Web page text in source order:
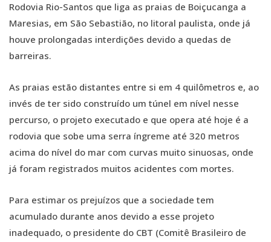
Rodovia Rio-Santos que liga as praias de Boiçucanga a
Maresias, em São Sebastião, no litoral paulista, onde já
houve prolongadas interdições devido a quedas de
barreiras.
As praias estão distantes entre si em 4 quilômetros e, ao
invés de ter sido construído um túnel em nível nesse
percurso, o projeto executado e que opera até hoje é a
rodovia que sobe uma serra íngreme até 320 metros
acima do nível do mar com curvas muito sinuosas, onde
já foram registrados muitos acidentes com mortes.
Para estimar os prejuízos que a sociedade tem
acumulado durante anos devido a esse projeto
inadequado, o presidente do CBT (Comitê Brasileiro de